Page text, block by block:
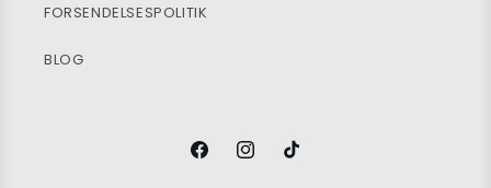
FORSENDELSESPOLITIK
BLOG
FacebookInstagramTikTok